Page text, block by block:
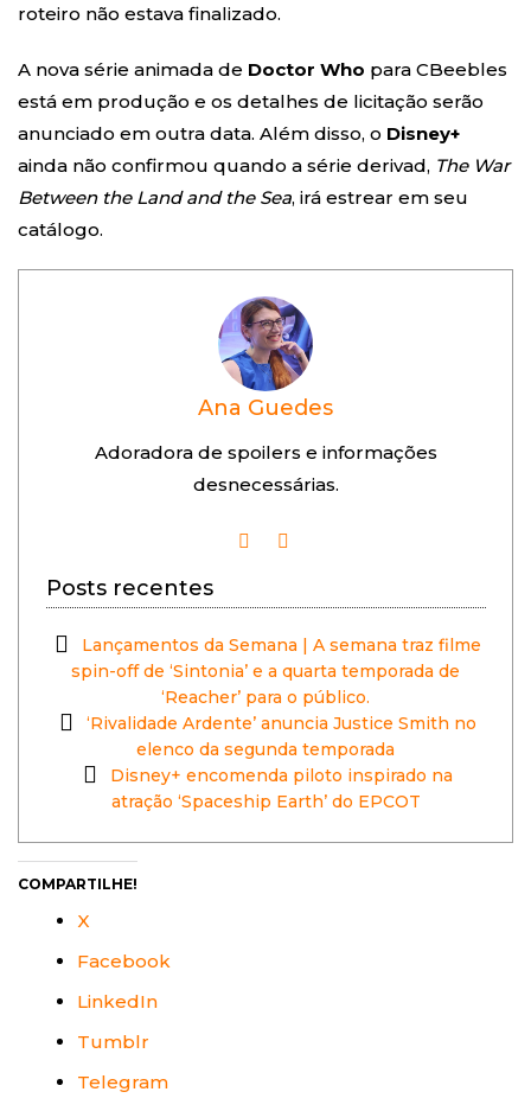
roteiro não estava finalizado.
A nova série animada de Doctor Who para CBeebles
está em produção e os detalhes de licitação serão
anunciado em outra data. Além disso, o Disney+
ainda não confirmou quando a série derivad, The War
Between the Land and the Sea, irá estrear em seu
catálogo.
Ana Guedes
Adoradora de spoilers e informações
desnecessárias.
Posts recentes
Lançamentos da Semana | A semana traz filme
spin-off de ‘Sintonia’ e a quarta temporada de
‘Reacher’ para o público.
‘Rivalidade Ardente’ anuncia Justice Smith no
elenco da segunda temporada
Disney+ encomenda piloto inspirado na
atração ‘Spaceship Earth’ do EPCOT
COMPARTILHE!
X
Facebook
LinkedIn
Tumblr
Telegram